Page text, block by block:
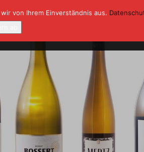
von Ihrem Einverständnis aus.